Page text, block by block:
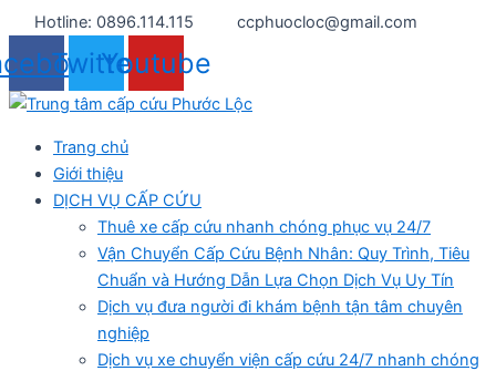
Nhảy
tới
nội
dung
Hotline: 0896.114.115 ccphuocloc@gmail.com
TwitterYoutube
Trang chủ
Giới thiệu
DỊCH VỤ CẤP CỨU
Thuê xe cấp cứu nhanh chóng phục vụ 24/7
Vận Chuyển Cấp Cứu Bệnh Nhân: Quy Trình, Tiêu
Chuẩn và Hướng Dẫn Lựa Chọn Dịch Vụ Uy Tín
Dịch vụ đưa người đi khám bệnh tận tâm chuyên
nghiệp
Dịch vụ xe chuyển viện cấp cứu 24/7 nhanh chóng